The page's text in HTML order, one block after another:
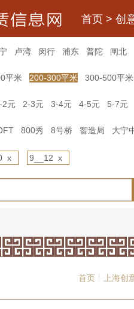
首页 > 创
卢湾 闵行 浦东 普陀 闸北
平米 200-300平米 300-500平米
2元 2-3元 3-4元 4-5元 5-7元
800秀 8号桥 智造局 大宁
x 9__12 x
首页┊ 上海